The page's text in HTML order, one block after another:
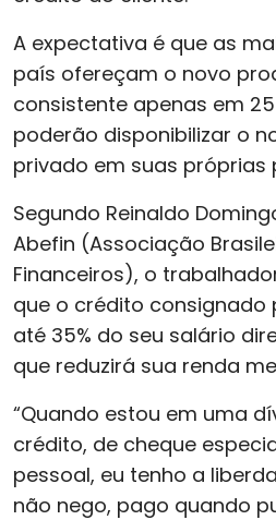
A expectativa é que as
país ofereçam o novo
consistente apenas em
poderão disponibilizar o
privado em suas próprias
Segundo Reinaldo
Abefin (Associação
Financeiros), o
que o crédito
até 35% do seu salário
que reduzirá sua renda
“Quando estou em uma
crédito, de cheque
pessoal, eu tenho a
não nego, pago quando